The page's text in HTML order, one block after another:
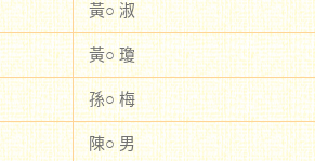
黃○ 淑
黃○ 瓊
孫○ 梅
陳○ 男